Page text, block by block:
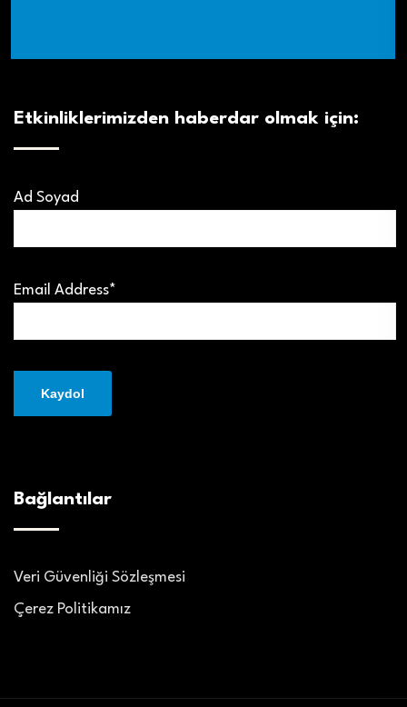
Etkinliklerimizden haberdar olmak için:
Ad Soyad
Email Address*
Bağlantılar
Veri Güvenliği Sözleşmesi
Çerez Politikamız